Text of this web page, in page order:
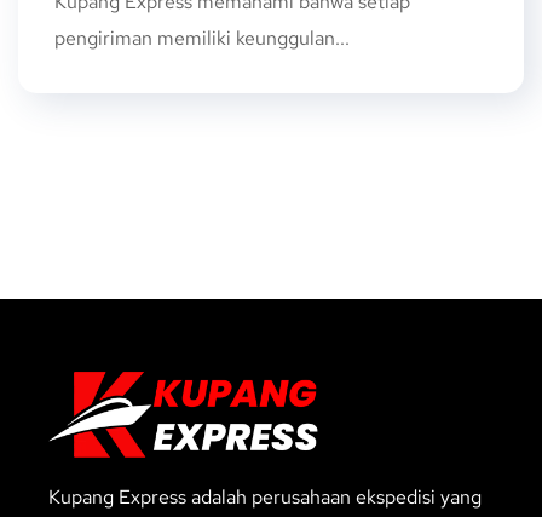
pengiriman memiliki keunggulan...
Kupang Express adalah perusahaan ekspedisi yang